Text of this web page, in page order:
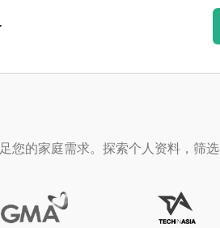
您的家庭需求。探索个人资料，筛选